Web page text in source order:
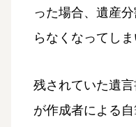
った場合、遺産
らなくなってしま
残されていた遺
が作成者による